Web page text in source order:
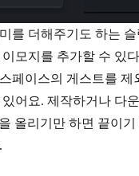
를 더해주기도 하는
모지를 추가할 수 있
페이스의 게스트를 제
어요. 제작하거나 다
올리기만 하면 끝이